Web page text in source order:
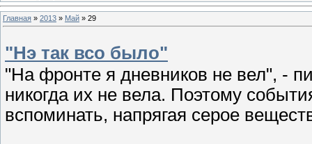
Главная » 2013 » Май » 29
"Нэ так всо было"
"На фронте я дневников не вел", -
никогда их не вела. Поэтому
вспоминать, напрягая серое